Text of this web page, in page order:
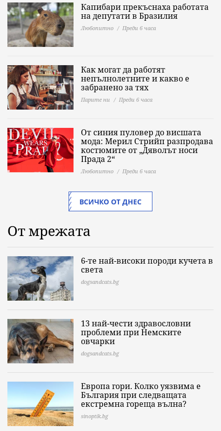
Капибари прекъснаха работата
на депутати в Бразилия
Любопитно Преди 6 часа
Как могат да работят
непълнолетните и какво е
забранено за тях
Парите ни Преди 6 часа
От синия пуловер до висшата
мода: Мерил Стрийп разпродава
костюмите от „Дяволът носи
Прада 2“
Любопитно Преди 6 часа
ВСИЧКО ОТ ДНЕС
От мрежата
6-те най-високи породи кучета в
света
dogsandcats.bg
13 най-чести здравословни
проблеми при Немските
овчарки
dogsandcats.bg
Европа гори. Колко уязвима е
България при следващата
екстремна гореща вълна?
sinoptik.bg